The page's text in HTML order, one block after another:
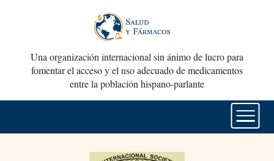
Una organización internacional sin ánimo de lucro para
fomentar el acceso y el uso adecuado de medicamentos
entre la población hispano-parlante